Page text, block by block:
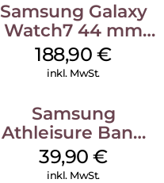
Samsung Galaxy
Watch7 44 mm
Green
188,90€
inkl. MwSt.
Samsung
Athleisure Band
M/L Galaxy
Watch7 Silver
39,90€
inkl. MwSt.